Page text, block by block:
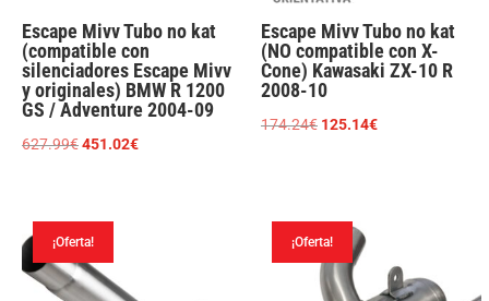
Escape Mivv Tubo no kat
(compatible con
silenciadores Escape Mivv
y originales) BMW R 1200
GS / Adventure 2004-09
627.99€El
era:
451.02€El
Escape Mivv Tubo no kat
(NO compatible con X-
Cone) Kawasaki ZX-10 R
2008-10
174.24€ El
174.24€.
125.14€El
¡Oferta! ¡Oferta!